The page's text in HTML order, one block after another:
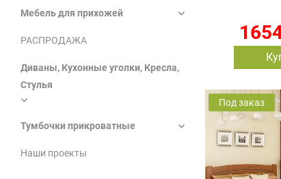
Под заказ
Мебель для прихожей
РАСПРОДАЖА
Диваны, Кухонные уголки, Кресла,
Стулья
Тумбочки прикроватные
Наши проекты